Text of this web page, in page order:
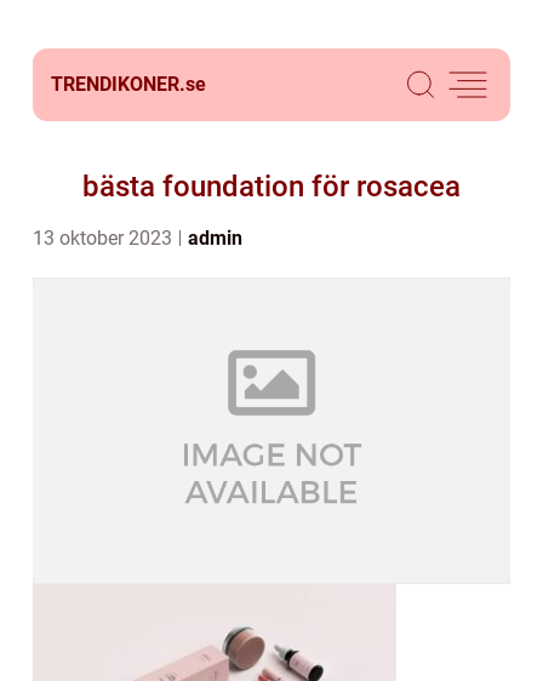
TRENDIKONER.se
bästa foundation för rosacea
13 oktober 2023 admin